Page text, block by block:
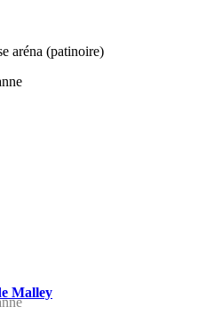
aréna (patinoire)
Malley